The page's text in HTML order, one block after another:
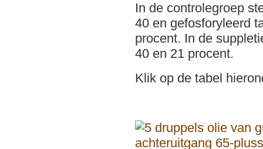
In de controlegroep
40 en gefosforyleerd
procent. In de
40 en 21 procent.
Klik op de tabel